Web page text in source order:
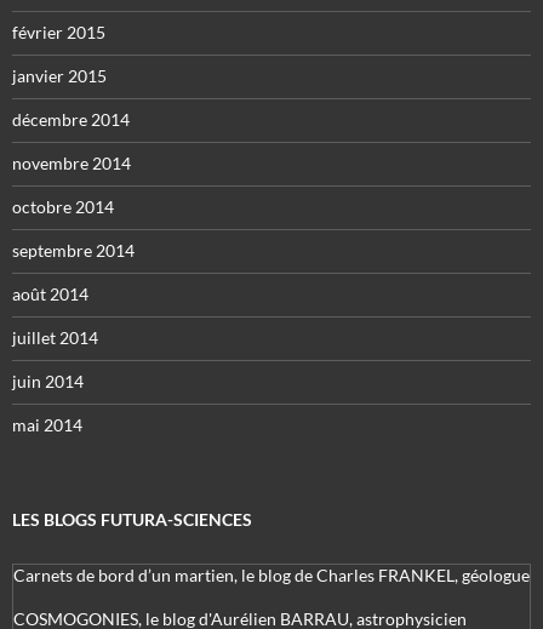
février 2015
janvier 2015
décembre 2014
novembre 2014
octobre 2014
septembre 2014
août 2014
juillet 2014
juin 2014
mai 2014
LES BLOGS FUTURA-SCIENCES
Carnets de bord d’un martien, le blog de Charles FRANKEL, géologue
COSMOGONIES, le blog d'Aurélien BARRAU, astrophysicien